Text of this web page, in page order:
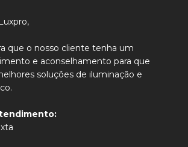
que o nosso cliente tenha um
e aconselhamento para que
soluções de iluminação e